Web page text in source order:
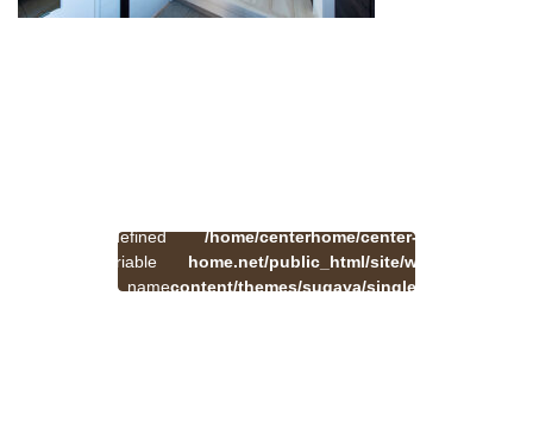
Undefined
variable
$cat_name
/home/centerhome/center-
home.net/public_html/site/wp-
content/themes/sugaya/single.php